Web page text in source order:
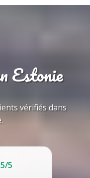
Estonie
vérifiés dans
5/5